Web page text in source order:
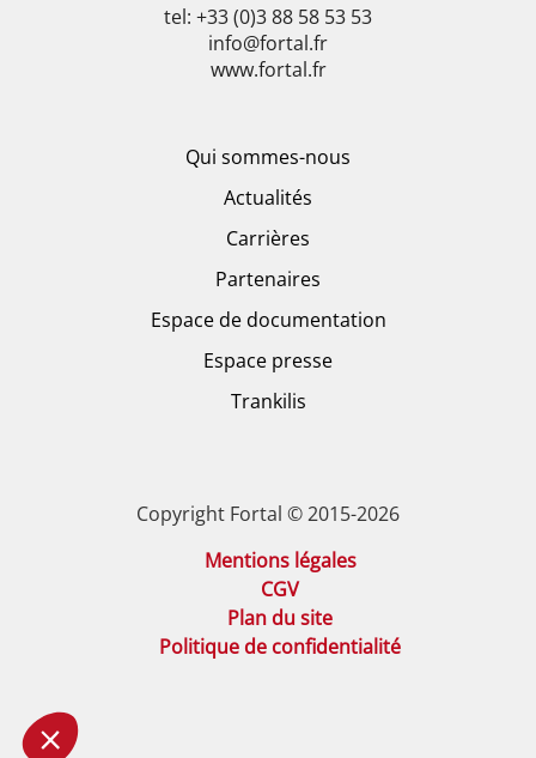
tel: +33 (0)3 88 58 53 53
info@fortal.fr
www.fortal.fr
Qui sommes-nous
Actualités
Carrières
Partenaires
Espace de documentation
Espace presse
Trankilis
Copyright Fortal © 2015-2026
Mentions légales
CGV
Plan du site
Politique de confidentialité